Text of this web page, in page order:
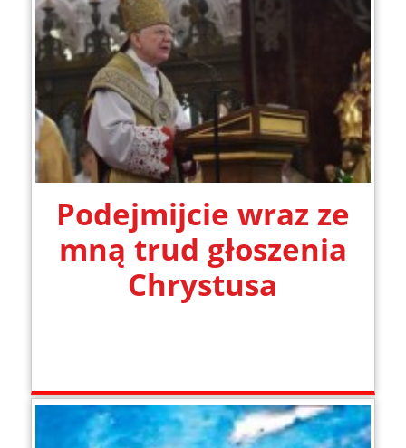
Podejmijcie wraz ze
mną trud głoszenia
Chrystusa